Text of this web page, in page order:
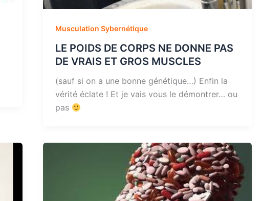
Musculation Sybernétique
LE POIDS DE CORPS NE DONNE PAS
DE VRAIS ET GROS MUSCLES
(sauf si on a une bonne génétique…) Enfin la
vérité éclate ! Et je vais vous le démontrer… ou
pas